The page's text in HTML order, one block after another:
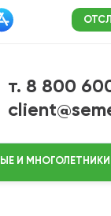
т. 8 800
И МНОГОЛЕТНИКИ